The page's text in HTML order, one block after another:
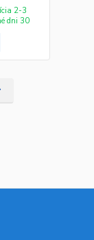
2-3
dni 30